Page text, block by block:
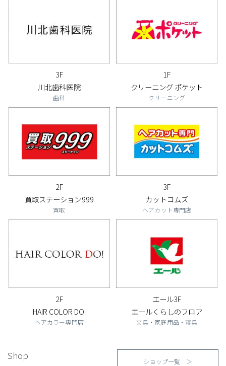
3F
川北歯科医院
歯科
1F
クリーニング ポケット
クリーニング
2F
買取ステーション999
買取
3F
カットコムズ
ヘアカット専門店
2F
HAIR COLOR DO!
ヘアカラー専門店
エール3F
エールくらしのフロア
文具・家庭用品・寝具
Shop ショップ一覧 ＞